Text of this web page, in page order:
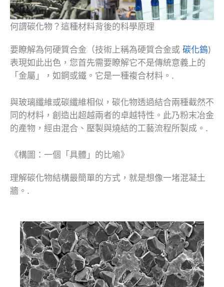
何謂碳化物？這種材料背後的科學原理
要瞭解為何硬質合金（技術上稱為硬質合金或 碳化鎢)
表現如此出色，您首先需要瞭解它不是傳統意義上的
「金屬」，如鋼或鐵。它是一種複合材料。.
與玻璃纖維或碳纖維相似，碳化物透過結合兩種截然不
同的材料，創造出超越兩者的卓越特性。此乃粉末冶金
的產物，經由混合、壓製與燒結的工藝流程所製成。.
《構圖：一個「具體」的比喻》
理解碳化物結構最簡單的方式，就是想像一堵混凝土
牆。.